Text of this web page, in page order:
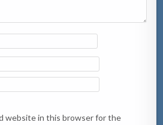
website in this browser for the